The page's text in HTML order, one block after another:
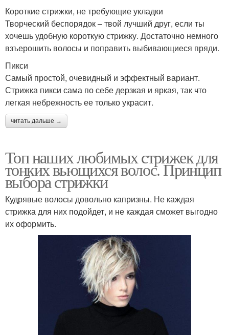
Короткие стрижки, не требующие укладки
Творческий беспорядок – твой лучший друг, если ты
хочешь удобную короткую стрижку. Достаточно немного
взъерошить волосы и поправить выбивающиеся пряди.
Пикси
Самый простой, очевидный и эффектный вариант.
Стрижка пикси сама по себе дерзкая и яркая, так что
легкая небрежность ее только украсит.
читать дальше →
Топ наших любимых стрижек для
тонких вьющихся волос. Принцип
выбора стрижки
Кудрявые волосы довольно капризны. Не каждая
стрижка для них подойдет, и не каждая сможет выгодно
их оформить.